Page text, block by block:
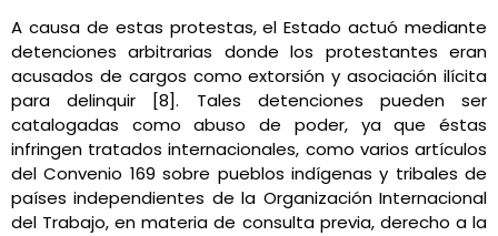
A causa de estas protestas, el Estado actuó mediante
detenciones arbitrarias donde los protestantes eran
acusados de cargos como extorsión y asociación ilícita
para delinquir [8]. Tales detenciones pueden ser
catalogadas como abuso de poder, ya que éstas
infringen tratados internacionales, como varios artículos
del Convenio 169 sobre pueblos indígenas y tribales de
países independientes de la Organización Internacional
del Trabajo, en materia de consulta previa, derecho a la